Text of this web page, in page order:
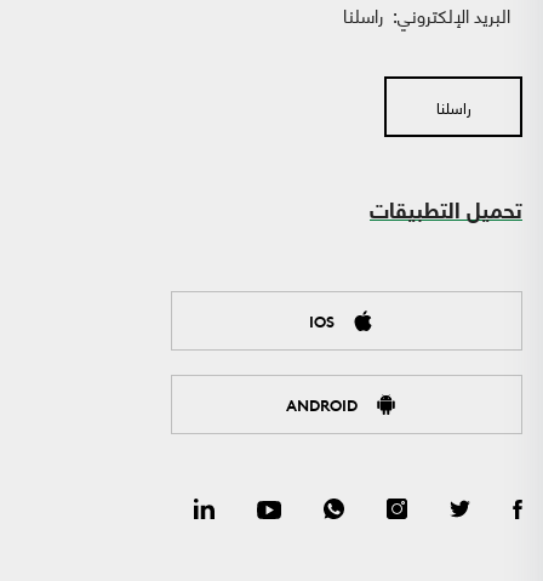
البريد الإلكتروني: راسلنا
راسلنا
تحميل التطبيقات
IOS
ANDROID